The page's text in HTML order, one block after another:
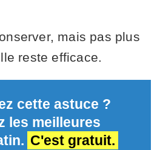
mais pas plus
reste efficace.
cette astuce ?
les meilleures
C'est gratuit.